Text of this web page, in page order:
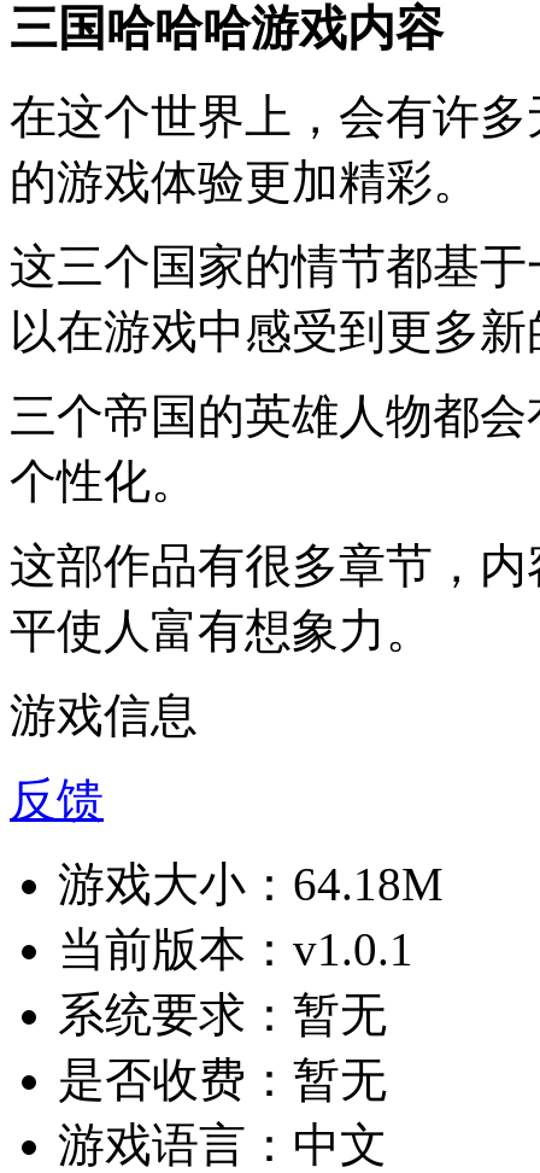
三国哈哈哈游戏内容
在这个世界上，会有许
的游戏体验更加精彩。
这三个国家的情节都基
以在游戏中感受到更多
三个帝国的英雄人物都
个性化。
这部作品有很多章节，
平使人富有想象力。
游戏信息
反馈
游戏大小： 64.18M
当前版本： v1.0.1
系统要求： 暂无
是否收费： 暂无
游戏语言： 中文